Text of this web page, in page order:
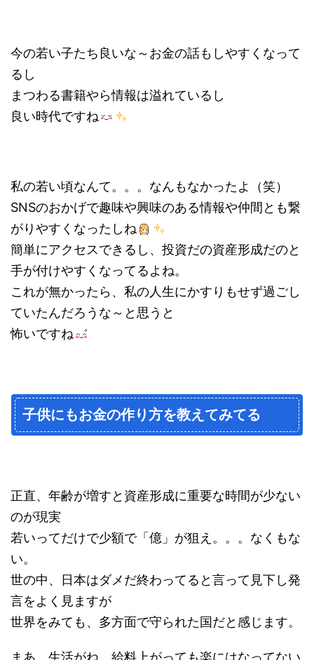
今の若い子たち良いな～お金の話もしやすくなって
るし
まつわる書籍やら情報は溢れているし
良い時代ですね
私の若い頃なんて。。。なんもなかったよ（笑）
SNSのおかげで趣味や興味のある情報や仲間とも繋
がりやすくなったしね
簡単にアクセスできるし、投資だの資産形成だのと
手が付けやすくなってるよね。
これが無かったら、私の人生にかすりもせず過ごし
ていたんだろうな～と思うと
怖いですね
子供にもお金の作り方を教えてみてる
正直、年齢が増すと資産形成に重要な時間が少ない
のが現実
若いってだけで少額で「億」が狙え。。。なくもな
い。
世の中、日本はダメだ終わってると言って見下し発
言をよく見ますが
世界をみても、多方面で守られた国だと感じます。
まあ、生活がね。給料上がっても楽にはなってない